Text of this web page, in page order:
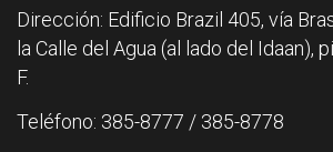
Dirección: Edificio Brazil 405, vía
la Calle del Agua (al lado del Idaan),
F.
Teléfono: 385-8777 / 385-8778